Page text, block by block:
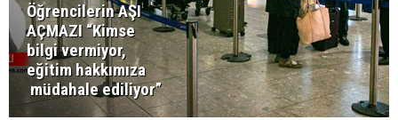
Öğrencilerin AŞI
AÇMAZI “Kimse
bilgi vermiyor,
eğitim hakkımıza
müdahale ediliyor”